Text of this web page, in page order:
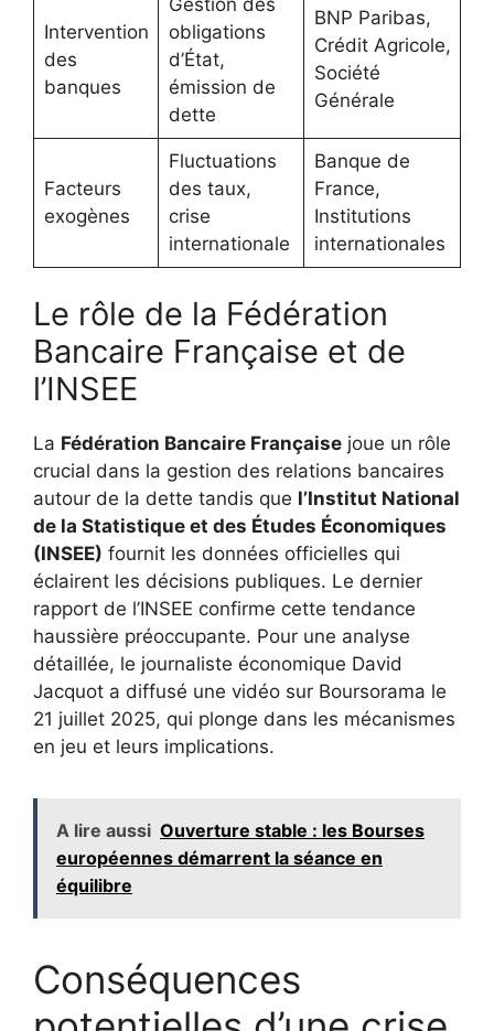
Intervention
des
banques
obligations
d’État,
émission de
dette
BNP Paribas,
Crédit Agricole,
Société
Générale
Facteurs
exogènes
Fluctuations
des taux,
crise
internationale
Banque de
France,
Institutions
internationales
Le rôle de la Fédération
Bancaire Française et de
l’INSEE
La Fédération Bancaire Française joue un rôle
crucial dans la gestion des relations bancaires
autour de la dette tandis que l’Institut National
de la Statistique et des Études Économiques
(INSEE) fournit les données officielles qui
éclairent les décisions publiques. Le dernier
rapport de l’INSEE confirme cette tendance
haussière préoccupante. Pour une analyse
détaillée, le journaliste économique David
Jacquot a diffusé une vidéo sur Boursorama le
21 juillet 2025, qui plonge dans les mécanismes
en jeu et leurs implications.
A lire aussi Ouverture stable : les Bourses
européennes démarrent la séance en
équilibre
Conséquences